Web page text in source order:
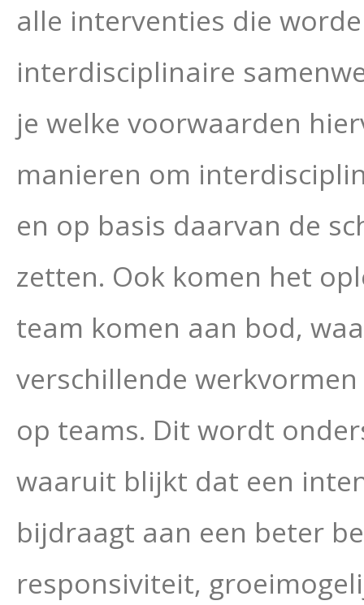
alle interventies die
interdisciplinaire
je welke voorwaarden
manieren om
en op basis daarvan de
zetten. Ook komen het
team komen aan bod,
verschillende
op teams. Dit wordt
waaruit blijkt dat een
bijdraagt aan een beter
responsiviteit,